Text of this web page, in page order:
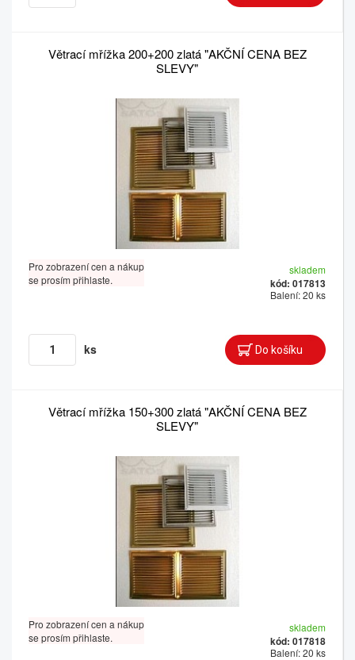
Větrací mřížka 200+200 zlatá "AKČNÍ CENA BEZ
SLEVY"
Pro zobrazení cen a nákup
se prosím přihlaste.
skladem
kód: 017813
Balení: 20 ks
ks
Větrací mřížka 150+300 zlatá "AKČNÍ CENA BEZ
SLEVY"
Pro zobrazení cen a nákup
se prosím přihlaste.
skladem
kód: 017818
Balení: 20 ks